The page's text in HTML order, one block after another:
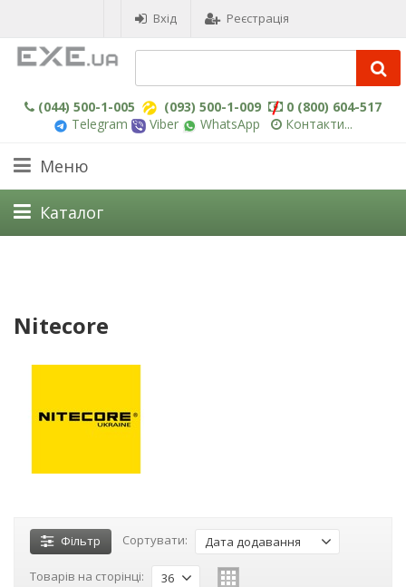
Вхід Реєстрація
(044) 500-1-005 (093) 500-1-009
0 (800) 604-517
Telegram
Viber WhatsApp Контакти...
Меню
Каталог
Nitecore
Фільтр Сортувати: Дата додавання
Товарів на сторінці: 36